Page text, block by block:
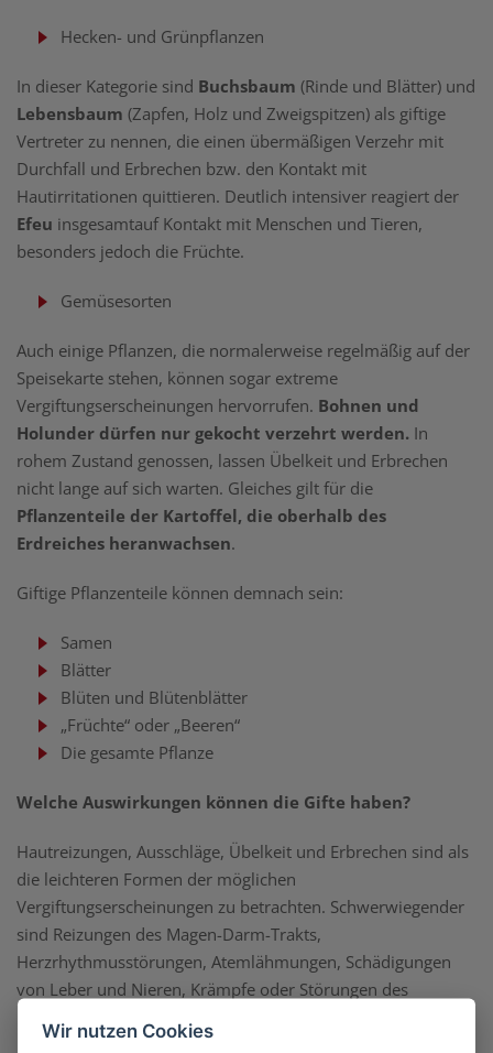
Hecken- und Grünpflanzen
In dieser Kategorie sind Buchsbaum (Rinde und Blätter) und
Lebensbaum (Zapfen, Holz und Zweigspitzen) als giftige
Vertreter zu nennen, die einen übermäßigen Verzehr mit
Durchfall und Erbrechen bzw. den Kontakt mit
Hautirritationen quittieren. Deutlich intensiver reagiert der
Efeu insgesamtauf Kontakt mit Menschen und Tieren,
besonders jedoch die Früchte.
Gemüsesorten
Auch einige Pflanzen, die normalerweise regelmäßig auf der
Speisekarte stehen, können sogar extreme
Vergiftungserscheinungen hervorrufen. Bohnen und
Holunder dürfen nur gekocht verzehrt werden. In
rohem Zustand genossen, lassen Übelkeit und Erbrechen
nicht lange auf sich warten. Gleiches gilt für die
Pflanzenteile der Kartoffel, die oberhalb des
Erdreiches heranwachsen.
Giftige Pflanzenteile können demnach sein:
Samen
Blätter
Blüten und Blütenblätter
„Früchte“ oder „Beeren“
Die gesamte Pflanze
Welche Auswirkungen können die Gifte haben?
Hautreizungen, Ausschläge, Übelkeit und Erbrechen sind als
die leichteren Formen der möglichen
Vergiftungserscheinungen zu betrachten. Schwerwiegender
sind Reizungen des Magen-Darm-Trakts,
Herzrhythmusstörungen, Atemlähmungen, Schädigungen
von Leber und Nieren, Krämpfe oder Störungen des
Kontaktes bzw. verzehrter Menge nicht selten zum Tod
Wir nutzen Cookies